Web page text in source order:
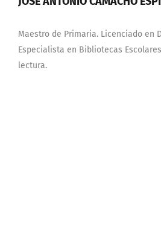
Maestro de Primaria. Licenciado en
Especialista en Bibliotecas
lectura.